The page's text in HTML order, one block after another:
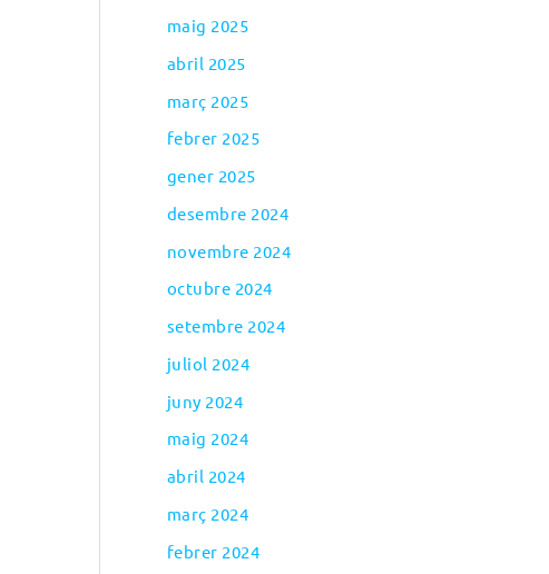
maig 2025
abril 2025
març 2025
febrer 2025
gener 2025
desembre 2024
novembre 2024
octubre 2024
setembre 2024
juliol 2024
juny 2024
maig 2024
abril 2024
març 2024
febrer 2024